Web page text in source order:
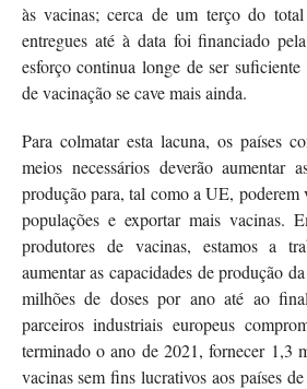
às vacinas; cerca de um terço do
entregues até à data foi financiado
esforço continua longe de ser
de vacinação se cave mais ainda.
Para colmatar esta lacuna, os países
meios necessários deverão aumentar
produção para, tal como a UE, poderem
populações e exportar mais vacinas.
produtores de vacinas, estamos a
aumentar as capacidades de produção
milhões de doses por ano até ao
parceiros industriais europeus
terminado o ano de 2021, fornecer 1,3
vacinas sem fins lucrativos aos países